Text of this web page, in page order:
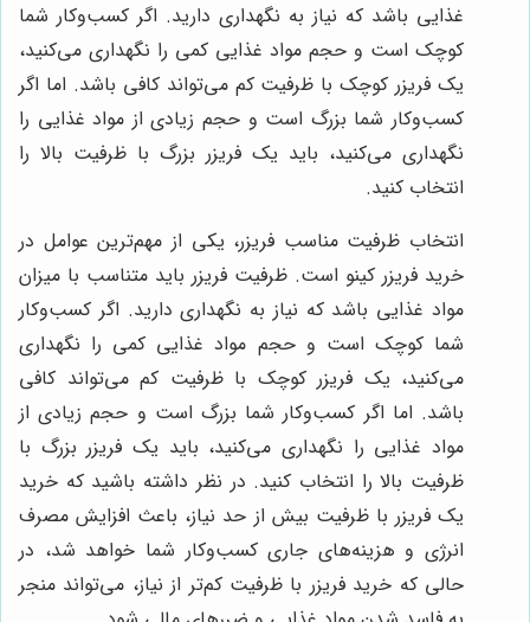
غذایی باشد که نیاز به نگهداری دارید. اگر کسب‌وکار شما
کوچک است و حجم مواد غذایی کمی را نگهداری می‌کنید،
یک فریزر کوچک با ظرفیت کم می‌تواند کافی باشد. اما اگر
کسب‌وکار شما بزرگ است و حجم زیادی از مواد غذایی را
نگهداری می‌کنید، باید یک فریزر بزرگ با ظرفیت بالا را
انتخاب کنید.
انتخاب ظرفیت مناسب فریزر، یکی از مهم‌ترین عوامل در
خرید فریزر کینو است. ظرفیت فریزر باید متناسب با میزان
مواد غذایی باشد که نیاز به نگهداری دارید. اگر کسب‌وکار
شما کوچک است و حجم مواد غذایی کمی را نگهداری
می‌کنید، یک فریزر کوچک با ظرفیت کم می‌تواند کافی
باشد. اما اگر کسب‌وکار شما بزرگ است و حجم زیادی از
مواد غذایی را نگهداری می‌کنید، باید یک فریزر بزرگ با
ظرفیت بالا را انتخاب کنید. در نظر داشته باشید که خرید
یک فریزر با ظرفیت بیش از حد نیاز، باعث افزایش مصرف
انرژی و هزینه‌های جاری کسب‌وکار شما خواهد شد، در
حالی که خرید فریزر با ظرفیت کم‌تر از نیاز، می‌تواند منجر